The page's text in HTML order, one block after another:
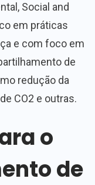
Social and
em práticas
e com foco em
de
redução da
CO2 e outras.
o
de